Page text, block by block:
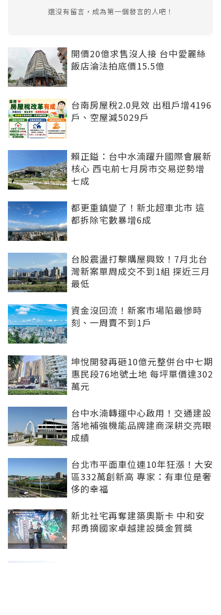
還沒有留言，成為第一個發言的人吧！
開價20億求售沒人接 台中愛麗絲
飯店淪法拍底價15.5億
台南房屋稅2.0見效 出租戶增4196
戶、空屋減5029戶
賴正鎰：台中水湳躍升國際會展新
核心 西屯前七月房市交易逆勢增
七成
都更重鎮變了！新北超車北市 這
都拆除宅數暴增6成
台股震盪打擊購屋興致！7月北台
灣新案單周成交不到1組 探近三月
最低
資金沒回流！新案市場陷最慘時
刻、一周賣不到1戶
坤悅開發再砸10億元整併台中七期
惠民段76地號土地 每坪單價達302
萬元
台中水湳轉運中心啟用！交通建設
落地補強機能品牌建商深耕交亮眼
成績
台北市平面車位連10年狂漲！大安
區332萬創新高 專家：有車位是奢
侈的幸福
新北社宅再奪建築奧斯卡 中和安
邦勇摘國家卓越建設獎金質獎